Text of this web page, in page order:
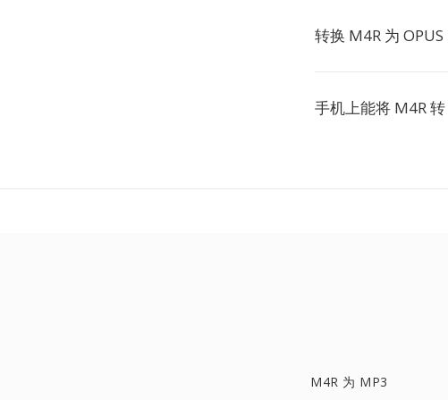
转换 M4R 为
手机上能将 M4R 转
M4R 为 MP3